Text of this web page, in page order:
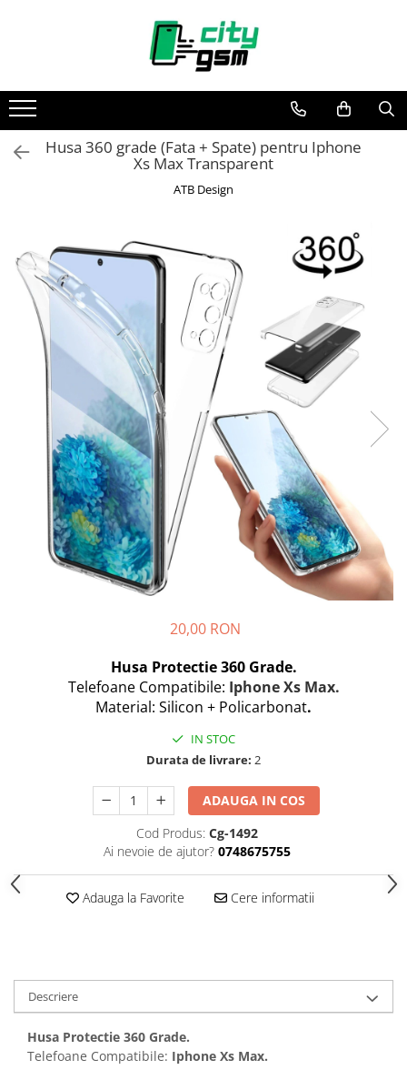
Acumulatori / Baterii
Iphone
Seria 15
Seria 11
Seria X
Seria 8
Seria 7
Seria 6
Seria 5
Samsung
Seria A
Seria J
Seria M
Seria N
Seria S
Xiaomi
Oppo / Realme
Seria X
Samsung
Xiaomi
Oppo / Realme
Husa 360 grade (Fata + Spate) pentru Iphone
Xs Max Transparent
ATB Design
20,00 RON
Husa Protectie 360 Grade.
Telefoane Compatibile: Iphone Xs Max.
Material: Silicon + Policarbonat.
IN STOC
Durata de livrare: 2
ADAUGA IN COS
Cod Produs: Cg-1492
Ai nevoie de ajutor? 0748675755
Adauga la Favorite Cere informatii
Descriere
Husa Protectie 360 Grade.
Telefoane Compatibile: Iphone Xs Max.